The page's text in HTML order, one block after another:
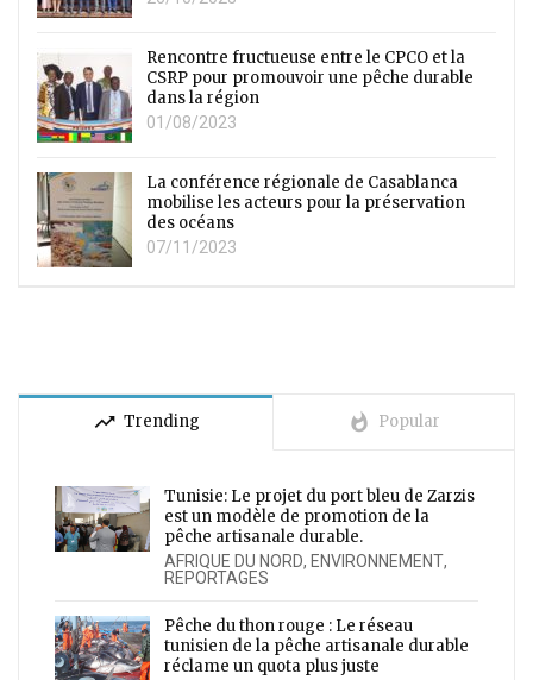
Rencontre fructueuse entre le CPCO et la
CSRP pour promouvoir une pêche durable
dans la région
01/08/2023
La conférence régionale de Casablanca
mobilise les acteurs pour la préservation
des océans
07/11/2023
trending_up Trending whatshot Popular
Tunisie: Le projet du port bleu de Zarzis
est un modèle de promotion de la
pêche artisanale durable.
AFRIQUE DU NORD, ENVIRONNEMENT,
REPORTAGES
Pêche du thon rouge : Le réseau
tunisien de la pêche artisanale durable
réclame un quota plus juste